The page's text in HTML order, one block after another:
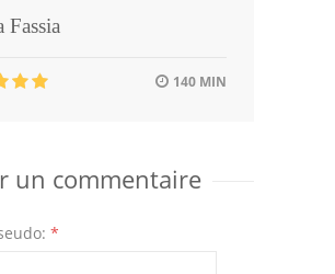
Fassia
140 MIN
un commentaire
*